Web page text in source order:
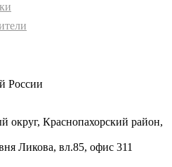
России
округ, Краснопахорский район,
Ликова, вл.85, офис 311